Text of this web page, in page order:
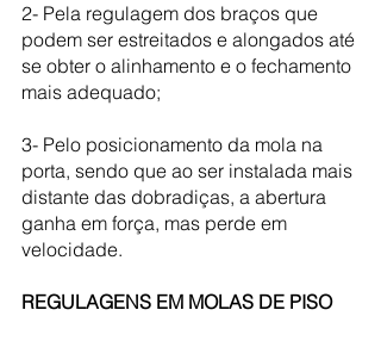
2- Pela regulagem dos braços que
podem ser estreitados e alongados até
se obter o alinhamento e o fechamento
mais adequado;
3- Pelo posicionamento da mola na
porta, sendo que ao ser instalada mais
distante das dobradiças, a abertura
ganha em força, mas perde em
velocidade.
REGULAGENS EM MOLAS DE PISO